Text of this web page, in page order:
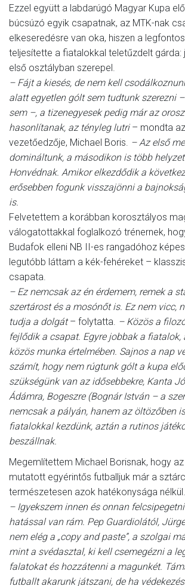
Ezzel együtt a labdarúgó Magyar Kupa
búcsúzó egyik csapatnak, az MTK-nak
elkeseredésre van oka, hiszen a
teljesítette a fiatalokkal teletűzdelt gárda:
első osztályban szerepel.
– Fájt a kiesés, de nem kell
alatt egyetlen gólt sem tudtunk szerezni
sem –, a tizenegyesek pedig már az
hasonlítanak, az tényleg lutri– mondta
vezetőedzője, Michael Boris. – Az első
domináltunk, a másodikon is több
Honvédnak. Amikor elkezdődik a
erősebben fogunk visszajönni a
is.
Felvetettem a korábban korosztályos
válogatottakkal foglalkozó trénernek,
Budafok elleni NB II-es rangadóhoz
legutóbb láttam a kék-fehéreket –
csapata.
– Ez nemcsak az én érdemem, remek a
szertárost és a mosónőt is. Ez nem vicc,
tudja a dolgát– folytatta. – Közös a
fejlődik a csapat. Egyre jobbak a fiatalok,
közös munka értelmében. Sajnos a nap
számít, hogy nem rúgtunk gólt a kupa
szükségünk van az idősebbekre, Kanta
Ádámra, Bogeszre (Bognár István – a
nemcsak a pályán, hanem az öltözőben
fiatalokkal kezdünk, aztán a rutinos
beszállnak.
Megemlítettem Michael Borisnak, hogy
mutatott egyérintős futballjuk már a
természetesen azok hatékonysága nélkül.
– Igyekszem innen és onnan
hatással van rám. Pep Guardiolától,
nem elég a „copy and paste”, a szolgai
mint a svédasztal, ki kell csemegézni a
falatokat és hozzátenni a magunkét.
futballt akarunk játszani, de ha